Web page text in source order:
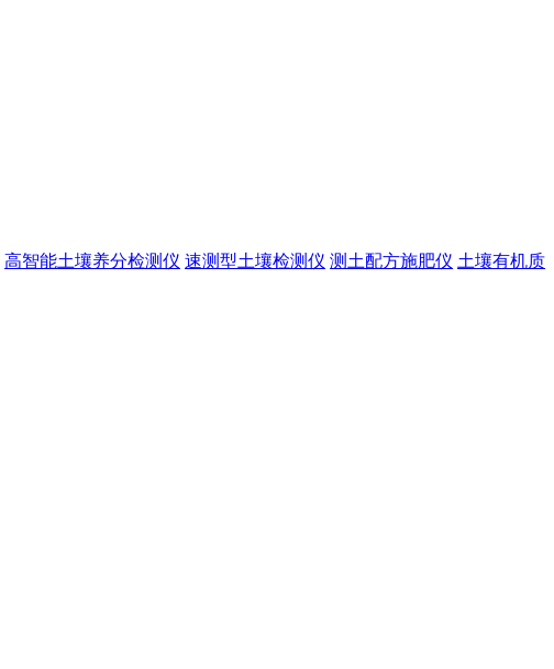
高智能土壤养分检测仪 速测型土壤检测仪 测土配方施肥仪 土壤有机质